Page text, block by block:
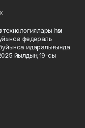
технологиялары һәм
федераль
идаралығында
2025 йылдың 19-сы